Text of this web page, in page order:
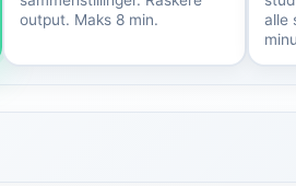
output. Maks 8 min.
alle